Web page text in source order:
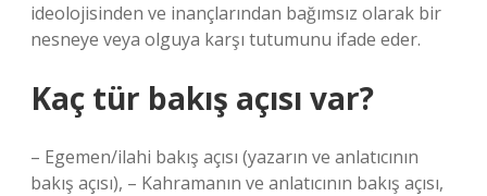
ideolojisinden ve inançlarından bağımsız olarak bir
nesneye veya olguya karşı tutumunu ifade eder.
Kaç tür bakış açısı var?
– Egemen/ilahi bakış açısı (yazarın ve anlatıcının
bakış açısı), – Kahramanın ve anlatıcının bakış açısı,